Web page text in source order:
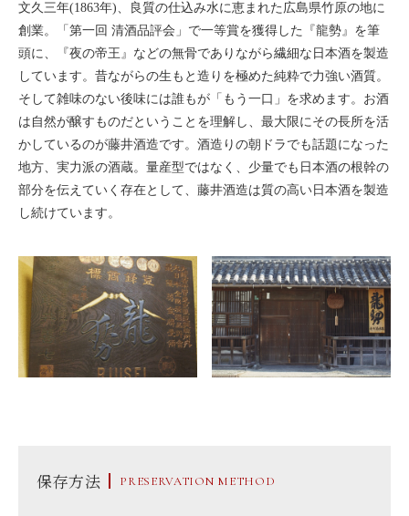
文久三年(1863年)、良質の仕込み水に恵まれた広島県竹原の地に
創業。「第一回 清酒品評会」で一等賞を獲得した『龍勢』を筆
頭に、『夜の帝王』などの無骨でありながら繊細な日本酒を製造
しています。昔ながらの生もと造りを極めた純粋で力強い酒質。
そして雑味のない後味には誰もが「もう一口」を求めます。お酒
は自然が醸すものだということを理解し、最大限にその長所を活
かしているのが藤井酒造です。酒造りの朝ドラでも話題になった
地方、実力派の酒蔵。量産型ではなく、少量でも日本酒の根幹の
部分を伝えていく存在として、藤井酒造は質の高い日本酒を製造
し続けています。
保存方法 PRESERVATION METHOD